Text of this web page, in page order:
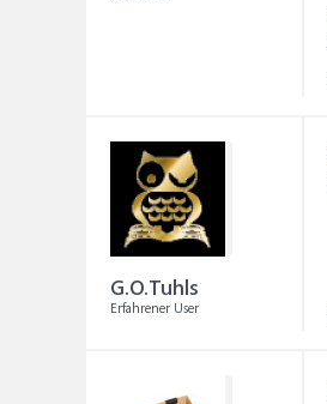
G.O.Tuhls
Erfahrener User